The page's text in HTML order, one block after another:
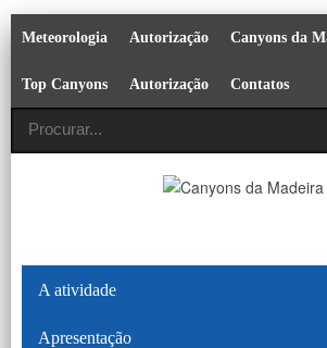
Meteorologia Autorização Canyons da
Top Canyons Autorização Contatos
A atividade
Apresentação